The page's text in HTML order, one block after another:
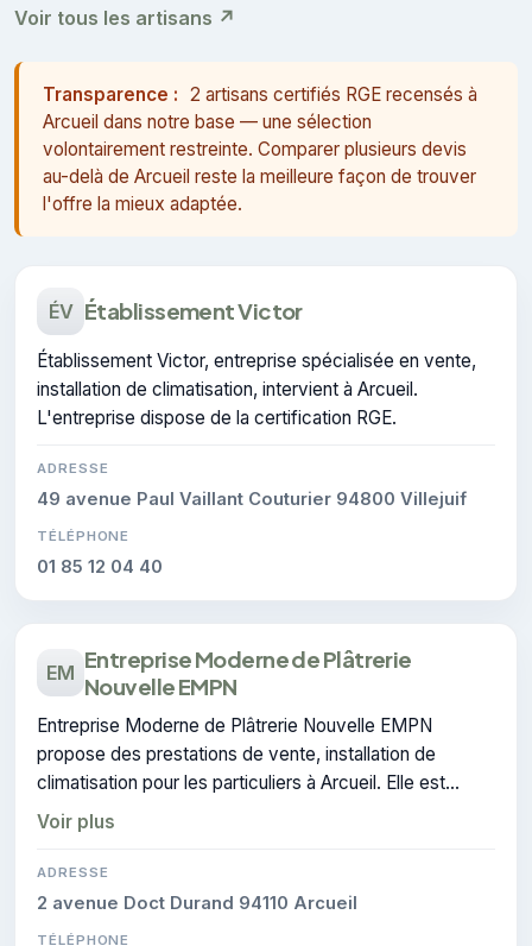
Voir tous les artisans ↗
Transparence : 2 artisans certifiés RGE recensés à
Arcueil dans notre base — une sélection
volontairement restreinte. Comparer plusieurs devis
au-delà de Arcueil reste la meilleure façon de trouver
l'offre la mieux adaptée.
ÉV Établissement Victor
Établissement Victor, entreprise spécialisée en vente,
installation de climatisation, intervient à Arcueil.
L'entreprise dispose de la certification RGE.
ADRESSE
49 avenue Paul Vaillant Couturier 94800 Villejuif
TÉLÉPHONE
01 85 12 04 40
EM Entreprise Moderne de Plâtrerie
Nouvelle EMPN
Entreprise Moderne de Plâtrerie Nouvelle EMPN
propose des prestations de vente, installation de
climatisation pour les particuliers à Arcueil. Elle est
certifiée CERTIFIE, gage de conformité sur les
interventions réalisées.
Voir plus
ADRESSE
2 avenue Doct Durand 94110 Arcueil
TÉLÉPHONE